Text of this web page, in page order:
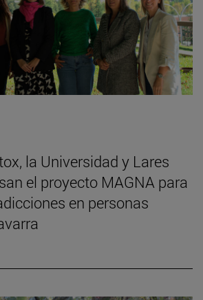
la Universidad y Lares
el proyecto MAGNA para
en personas